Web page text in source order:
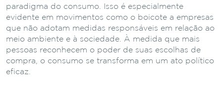
paradigma do consumo. Isso é especialmente
evidente em movimentos como o boicote a empresas
que não adotam medidas responsáveis em relação ao
meio ambiente e à sociedade. À medida que mais
pessoas reconhecem o poder de suas escolhas de
compra, o consumo se transforma em um ato político
eficaz.